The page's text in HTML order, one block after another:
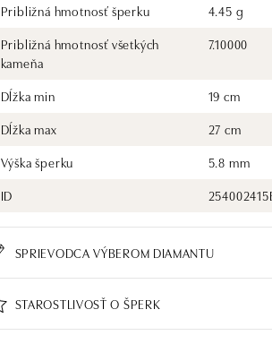
Približná hmotnosť šperku
4.45 g
Približná hmotnosť všetkých
kameňa
7.10000
Dĺžka min
19 cm
Dĺžka max
27 cm
Výška šperku
5.8 mm
ID
SPRIEVODCA VÝBEROM DIAMANTU
STAROSTLIVOSŤ O ŠPERK